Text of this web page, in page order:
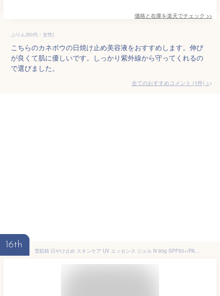
価格と在庫を楽天でチェック >>
ぷりん(50代・女性)
こちらのカネボウの日焼け止め美容液をおすすめします。伸び
が良くて肌に優しいです。しっかり紫外線から守ってくれるの
で選びました。
全てのおすすめコメント (1件) >
16th
雪肌精 日やけ止め スキンケア UV エッセンス ジェル N 90g SPF50+/PA++++ ウォータープルーフ 顔・からだ用 ハトムギ